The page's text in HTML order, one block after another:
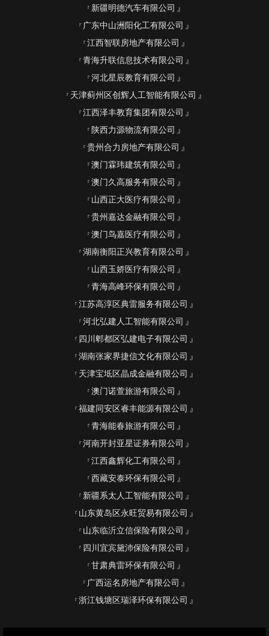
新疆明德汽车有限公司
广东中山洲阳化工有限公司
江西智联房地产有限公司
青海升联信息技术有限公司
河北星辰教育有限公司
天津蓟州区创辉人工智能有限公司
江西泽丰教育集团有限公司
陕西力源物流有限公司
贵州合力房地产有限公司
澳门霖玮建筑有限公司
澳门久高服务有限公司
山西正大医疗有限公司
贵州嘉达金融有限公司
澳门鸟嘉医疗有限公司
湖南衡阳正兴教育有限公司
山西玉娇医疗有限公司
青海高峰环保有限公司
江苏高淳区典雷服务有限公司
河北弘建人工智能有限公司
四川郫都区弘建电子有限公司
湖南张家界捷信文化有限公司
天津宝坻区晶成金融有限公司
澳门诺萱旅游有限公司
福建同安区睿丰能源有限公司
青海能春旅游有限公司
河南开封亚星证券有限公司
江西鑫辉化工有限公司
西藏安泰环保有限公司
新疆系太人工智能有限公司
山东黄岛区永旺贸易有限公司
山东临沂立信保险有限公司
四川宜宾黛沛保险有限公司
甘肃典雷环保有限公司
广西运名房地产有限公司
浙江钱塘区瑞泽环保有限公司